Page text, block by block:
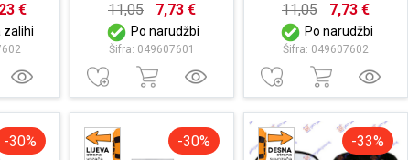
€
zalihi
11,05 7,73 €
Po narudžbi
Šifra: 049607601
11,05 7,73 €
Po narudžbi
Šifra: 049607602
-30% -30% -33%